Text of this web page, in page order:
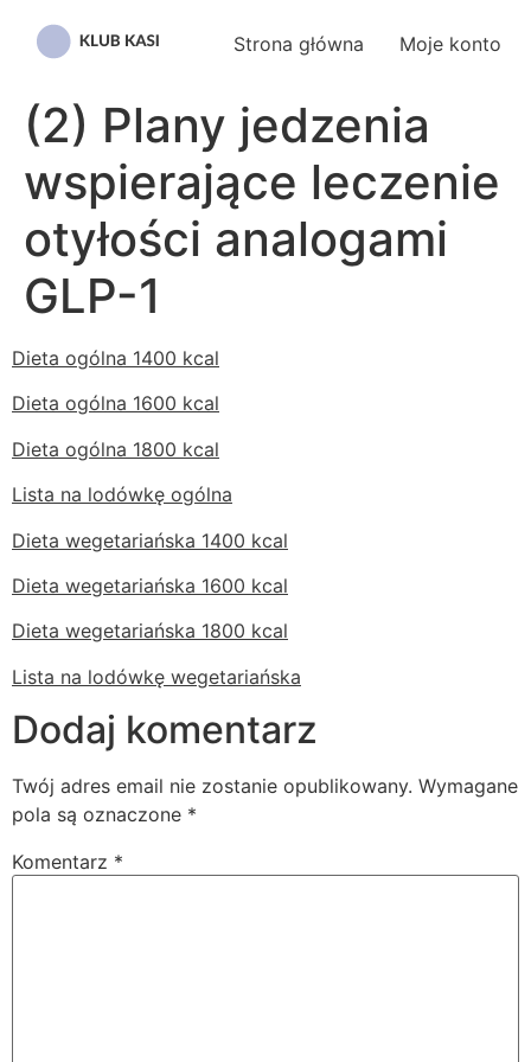
Strona główna Moje konto
(2) Plany jedzenia
wspierające leczenie
otyłości analogami
GLP-1
Dieta ogólna 1400 kcal
Dieta ogólna 1600 kcal
Dieta ogólna 1800 kcal
Lista na lodówkę ogólna
Dieta wegetariańska 1400 kcal
Dieta wegetariańska 1600 kcal
Dieta wegetariańska 1800 kcal
Lista na lodówkę wegetariańska
Dodaj komentarz
Twój adres email nie zostanie opublikowany. Wymagane
pola są oznaczone *
Komentarz *